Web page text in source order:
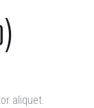
aliquet.